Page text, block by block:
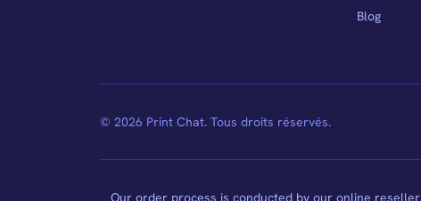
Blog
© 2026 Print Chat. Tous droits réservés.
Our order process is conducted by our online reseller